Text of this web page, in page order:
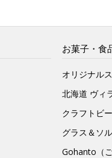
お菓子・食
オリジナル
北海道 ヴィ
クラフトビ
グラス＆ソ
Gohanto（ご